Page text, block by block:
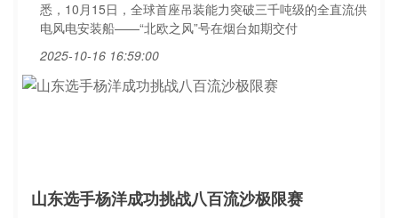
悉，10月15日，全球首座吊装能力突破三千吨级的全直流供
电风电安装船——“北欧之风”号在烟台如期交付
2025-10-16 16:59:00
山东选手杨洋成功挑战八百流沙极限赛